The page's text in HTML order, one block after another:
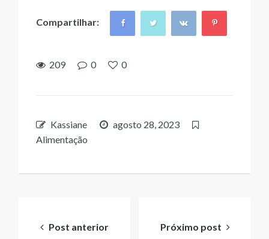
Compartilhar:
209 0 0
Kassiane
agosto 28, 2023
Alimentação
Post anterior Próximo post